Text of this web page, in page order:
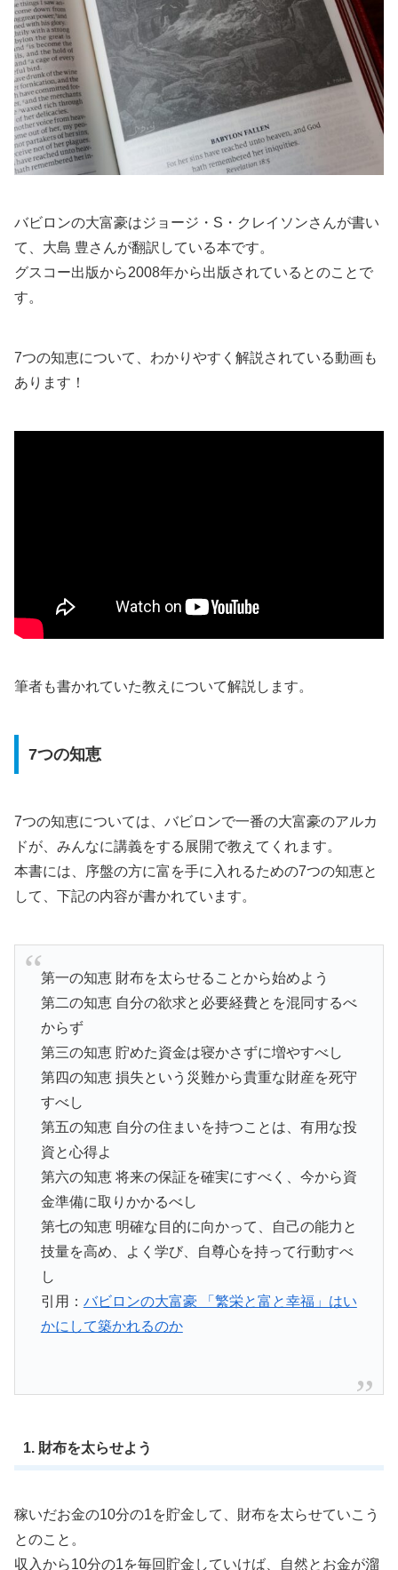
バビロンの大富豪はジョージ・S・クレイソンさんが書い
て、大島 豊さんが翻訳している本です。
グスコー出版から2008年から出版されているとのことで
す。
7つの知恵について、わかりやすく解説されている動画も
あります！
筆者も書かれていた教えについて解説します。
7つの知恵
7つの知恵については、バビロンで一番の大富豪のアルカ
ドが、みんなに講義をする展開で教えてくれます。
本書には、序盤の方に富を手に入れるための7つの知恵と
して、下記の内容が書かれています。
第一の知恵 財布を太らせることから始めよう
第二の知恵 自分の欲求と必要経費とを混同するべ
からず
第三の知恵 貯めた資金は寝かさずに増やすべし
第四の知恵 損失という災難から貴重な財産を死守
すべし
第五の知恵 自分の住まいを持つことは、有用な投
資と心得よ
第六の知恵 将来の保証を確実にすべく、今から資
金準備に取りかかるべし
第七の知恵 明確な目的に向かって、自己の能力と
技量を高め、よく学び、自尊心を持って行動すべ
し
引用： バビロンの大富豪 「繁栄と富と幸福」はい
かにして築かれるのか
1. 財布を太らせよう
稼いだお金の10分の1を貯金して、財布を太らせていこう
とのこと。
収入から10分の1を毎回貯金していけば、自然とお金が溜